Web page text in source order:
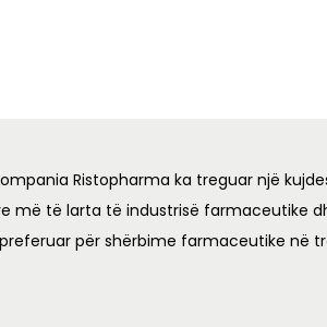
Ristopharma ka treguar një
më të larta të industrisë farmaceutike
për shërbime farmaceutike në